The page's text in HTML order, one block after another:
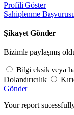
Profili Göster
Sahiplenme Başvurusu
Şikayet Gönder
Bizimle paylaşmış
Bilgi eksik veya
Dolandırıcılık
Gönder
Your report